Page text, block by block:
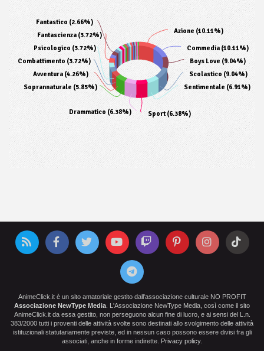
Azione (10.11%)
Commedia (10.11%)
Boys Love (9.04%)
Scolastico (9.04%)
Sentimentale (6.91%)
Sport (6.38%)
Drammatico (6.38%)
Soprannaturale (5.85%)
Avventura (4.26%)
Combattimento (3.72%)
Psicologico (3.72%)
Fantascienza (3.72%)
Fantastico (2.66%)
AnimeClick.it è un sito amatoriale gestito dall'associazione culturale NO PROFIT
Associazione NewType Media . L'Associazione NewType Media, così come il sito
AnimeClick.it da essa gestito, non perseguono alcun fine di lucro, e ai sensi del L.n.
383/2000 tutti i proventi delle attività svolte sono destinati allo svolgimento delle attività
istituzionali statutariamente previste, ed in nessun caso possono essere divisi fra gli
associati, anche in forme indirette. Privacy policy.